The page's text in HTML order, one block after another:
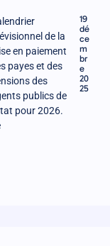
de la
en paiement
payes et des
des
publics de
pour 2026.
19
dé
ce
m
br
e
20
25